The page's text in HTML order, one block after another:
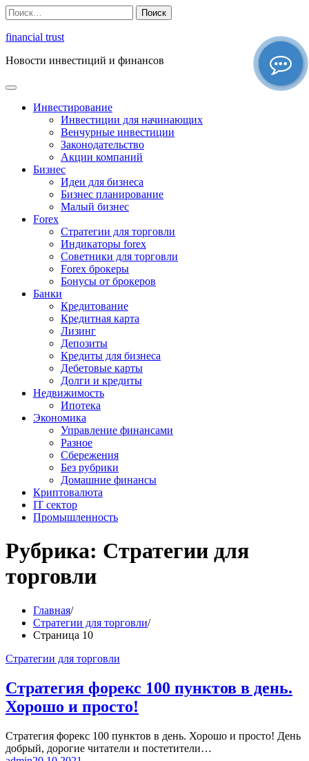
Перейти
к
содержимому
Найти:
financial trust
Новости инвестиций и финансов
Инвестирование
Инвестиции для начинающих
Венчурные инвестиции
Законодательство
Акции компаний
Бизнес
Идеи для бизнеса
Бизнес планирование
Малый бизнес
Forex
Стратегии для торговли
Индикаторы forex
Советники для торговли
Forex брокеры
Бонусы от брокеров
Банки
Кредитование
Кредитная карта
Лизинг
Депозиты
Кредиты для бизнеса
Дебетовые карты
Долги и кредиты
Недвижимость
Ипотека
Экономика
Управление финансами
Разное
Сбережения
Без рубрики
Домашние финансы
Криптовалюта
IT сектор
Промышленность
Рубрика: Стратегии для
торговли
Главная
Стратегии для торговли
Страница 10
Стратегии для торговли
Стратегия форекс 100 пунктов в день.
Хорошо и просто!
Стратегия форекс 100 пунктов в день. Хорошо и просто! День
добрый, дорогие читатели и постетители…